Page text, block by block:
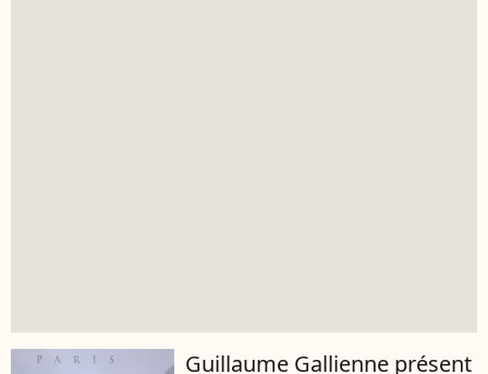
Guillaume Gallienne présent